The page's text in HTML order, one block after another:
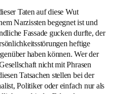
Taten auf diese Wut
Narzissten begegnet ist und
Fassade gucken durfte, der
heftige
haben können. Wer der
nicht mit Phrasen
Tatsachen stellen bei der
Politiker oder einfach nur als